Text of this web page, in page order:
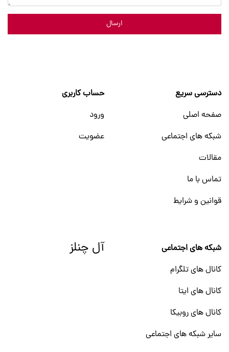
ارسال
دسترسی سریع
صفحه اصلی
شبکه های اجتماعی
مقالات
تماس با ما
قوانین و شرایط
حساب کاربری
ورود
عضویت
شبکه های اجتماعی
کانال های تلگرام
کانال های ایتا
کانال های روبیکا
سایر شبکه های اجتماعی
آل چنلز